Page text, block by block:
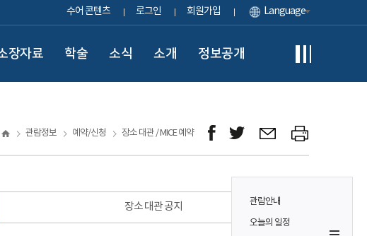
수어 콘텐츠 로그인 회원가입 Language
장자료 학술 소식 소개 정보공개
관람안내
오늘의 일정
관람정보 예약/신청 장소 대관 / MICE 예약
장소 대관 공지